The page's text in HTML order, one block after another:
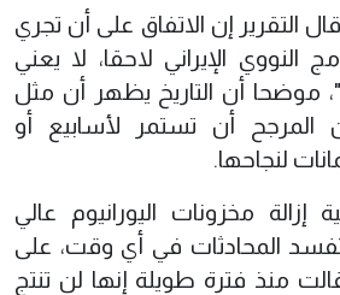
التقرير إن الاتفاق على أن تجري
النووي الإيراني لاحقا، لا يعني
موضحا أن التاريخ يظهر أن مثل
المرجح أن تستمر لأسابيع أو
لنجاحها.
مخزونات اليورانيوم عالي
المحادثات في أي وقت، على
منذ فترة طويلة إنها لن تنتج